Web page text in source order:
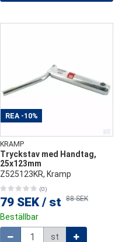
REA -10%
KRAMP
Tryckstav med Handtag,
25x123mm
Z525123KR, Kramp
(0)
79 SEK / st 88 SEK
Beställbar
st